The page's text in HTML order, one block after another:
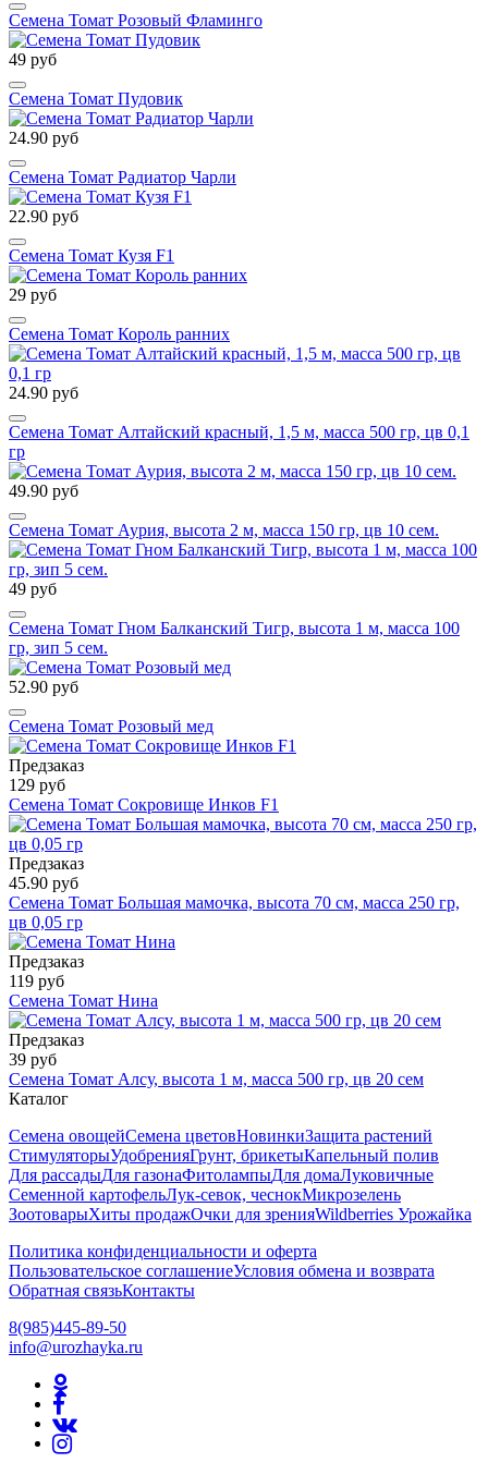
Семена Томат Розовый Фламинго
49 руб
Семена Томат Пудовик
24.90 руб
Семена Томат Радиатор Чарли
22.90 руб
Семена Томат Кузя F1
29 руб
Семена Томат Король ранних
24.90 руб
Семена Томат Алтайский красный, 1,5 м, масса 500 гр, цв 0,1
гр
49.90 руб
Семена Томат Аурия, высота 2 м, масса 150 гр, цв 10 сем.
49 руб
Семена Томат Гном Балканский Тигр, высота 1 м, масса 100
гр, зип 5 сем.
52.90 руб
Семена Томат Розовый мед
Предзаказ
129 руб
Семена Томат Сокровище Инков F1
Предзаказ
45.90 руб
Семена Томат Большая мамочка, высота 70 см, масса 250 гр,
цв 0,05 гр
Предзаказ
119 руб
Семена Томат Нина
Предзаказ
39 руб
Семена Томат Алсу, высота 1 м, масса 500 гр, цв 20 сем
Каталог
Семена овощейСемена цветовНовинкиЗащита растений
СтимуляторыУдобренияГрунт, брикетыКапельный полив
Для рассадыДля газонаФитолампыДля домаЛуковичные
Семенной картофельЛук-севок, чеснокМикрозелень
ЗоотоварыХиты продажОчки для зренияWildberries Урожайка
Политика конфиденциальности и оферта
Пользовательское соглашениеУсловия обмена и возврата
Обратная связьКонтакты
8(985)445-89-50
info@urozhayka.ru